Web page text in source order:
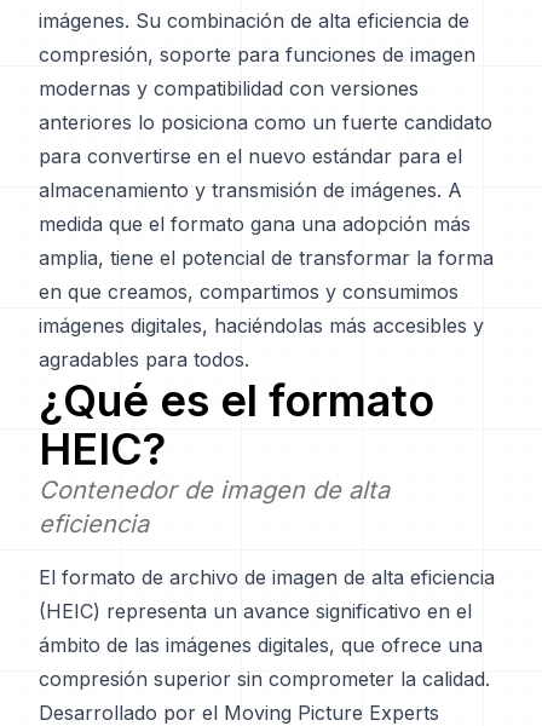
imágenes. Su combinación de alta eficiencia de
compresión, soporte para funciones de imagen
modernas y compatibilidad con versiones
anteriores lo posiciona como un fuerte candidato
para convertirse en el nuevo estándar para el
almacenamiento y transmisión de imágenes. A
medida que el formato gana una adopción más
amplia, tiene el potencial de transformar la forma
en que creamos, compartimos y consumimos
imágenes digitales, haciéndolas más accesibles y
agradables para todos.
¿Qué es el formato
HEIC?
Contenedor de imagen de alta
eficiencia
El formato de archivo de imagen de alta eficiencia
(HEIC) representa un avance significativo en el
ámbito de las imágenes digitales, que ofrece una
compresión superior sin comprometer la calidad.
Desarrollado por el Moving Picture Experts